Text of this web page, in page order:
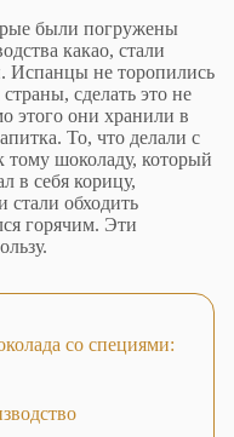
были погружены
какао, стали
Испанцы не торопились
сделать это не
этого они хранили в
То, что делали с
шоколаду, который
в себя корицу,
стали обходить
горячим. Эти
со специями: